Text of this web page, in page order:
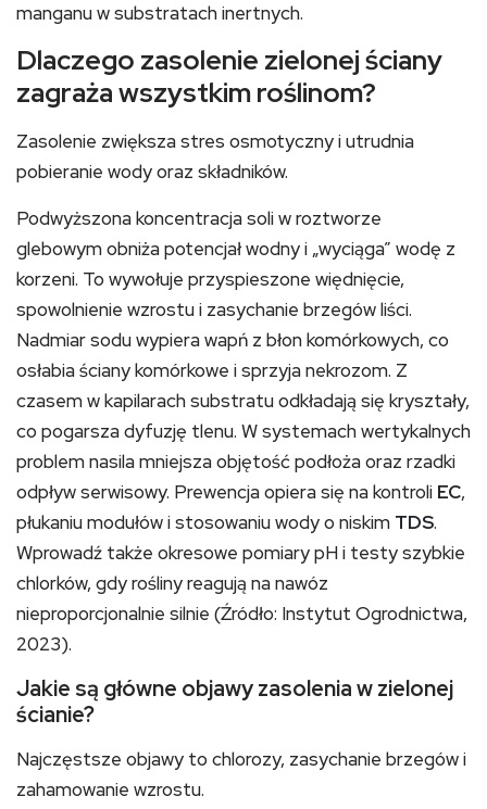
manganu w substratach inertnych.
Dlaczego zasolenie zielonej ściany
zagraża wszystkim roślinom?
Zasolenie zwiększa stres osmotyczny i utrudnia
pobieranie wody oraz składników.
Podwyższona koncentracja soli w roztworze
glebowym obniża potencjał wodny i „wyciąga” wodę z
korzeni. To wywołuje przyspieszone więdnięcie,
spowolnienie wzrostu i zasychanie brzegów liści.
Nadmiar sodu wypiera wapń z błon komórkowych, co
osłabia ściany komórkowe i sprzyja nekrozom. Z
czasem w kapilarach substratu odkładają się kryształy,
co pogarsza dyfuzję tlenu. W systemach wertykalnych
problem nasila mniejsza objętość podłoża oraz rzadki
odpływ serwisowy. Prewencja opiera się na kontroli EC,
płukaniu modułów i stosowaniu wody o niskim TDS.
Wprowadź także okresowe pomiary pH i testy szybkie
chlorków, gdy rośliny reagują na nawóz
nieproporcjonalnie silnie (Źródło: Instytut Ogrodnictwa,
2023).
Jakie są główne objawy zasolenia w zielonej
ścianie?
Najczęstsze objawy to chlorozy, zasychanie brzegów i
zahamowanie wzrostu.